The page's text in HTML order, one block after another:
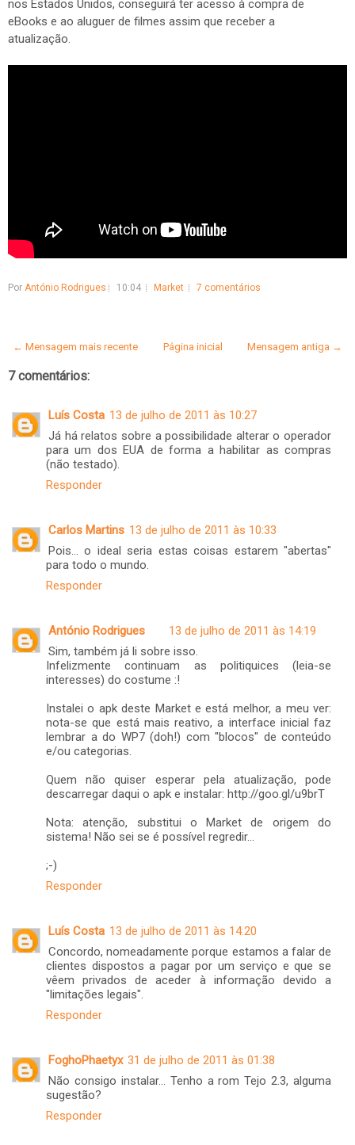
nos Estados Unidos, conseguirá ter acesso à compra de
eBooks e ao aluguer de filmes assim que receber a
atualização.
Por António Rodrigues 10:04 Market 7 comentários
← Mensagem mais recente Mensagem antiga →
Página inicial
7 comentários:
Luís Costa 13 de julho de 2011 às 10:27
Já há relatos sobre a possibilidade alterar o operador
para um dos EUA de forma a habilitar as compras
(não testado).
Responder
Carlos Martins 13 de julho de 2011 às 10:33
Pois... o ideal seria estas coisas estarem "abertas"
para todo o mundo.
Responder
António Rodrigues
13 de julho de 2011 às 14:19
Sim, também já li sobre isso.
Infelizmente continuam as politiquices (leia-se
interesses) do costume :!
Instalei o apk deste Market e está melhor, a meu ver:
nota-se que está mais reativo, a interface inicial faz
lembrar a do WP7 (doh!) com "blocos" de conteúdo
e/ou categorias.
Quem não quiser esperar pela atualização, pode
descarregar daqui o apk e instalar: http://goo.gl/u9brT
Nota: atenção, substitui o Market de origem do
sistema! Não sei se é possível regredir...
;-)
Responder
Luís Costa 13 de julho de 2011 às 14:20
Concordo, nomeadamente porque estamos a falar de
clientes dispostos a pagar por um serviço e que se
vêem privados de aceder à informação devido a
"limitações legais".
Responder
FoghoPhaetyx 31 de julho de 2011 às 01:38
Não consigo instalar... Tenho a rom Tejo 2.3, alguma
sugestão?
Responder